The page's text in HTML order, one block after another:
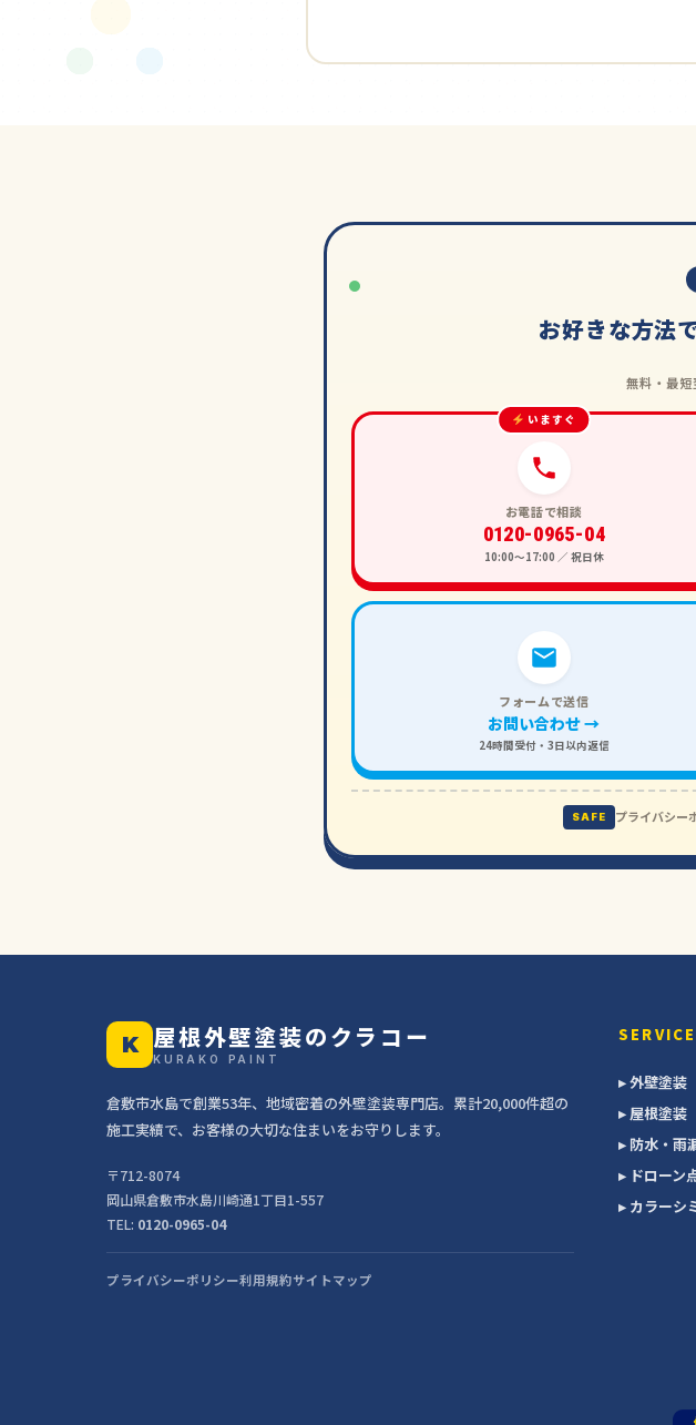
お好きな方法
無料・最
いますぐ
お電話で相談
0120-0965-04
10:00〜17:00 ／ 祝日休
フォームで送信
お問い合わせ →
24時間受付・3日以内返信
SAFE プライバシー
K 屋根外壁塗装のクラコー
KURAKO PAINT
倉敷市水島で創業53年、地域密着の外壁塗装専門店。累計20,000件超の
施工実績で、お客様の大切な住まいをお守りします。
〒712-8074
岡山県倉敷市水島川崎通1丁目1-557
TEL: 0120-0965-04
プライバシーポリシー利用規約サイトマップ
SERVICE
▸ 外壁塗装
▸ 屋根塗装
▸ 防水・雨
▸ ドローン
▸ カラーシ